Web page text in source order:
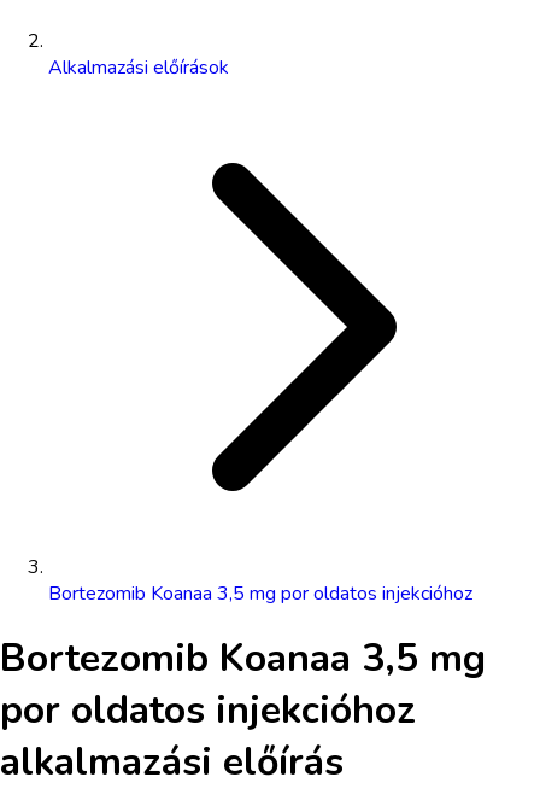
Alkalmazási előírások
Bortezomib Koanaa 3,5 mg por oldatos injekcióhoz
Bortezomib Koanaa 3,5 mg
por oldatos injekcióhoz
alkalmazási előírás